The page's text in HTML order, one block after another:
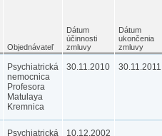
Objednávateľ
Dátum
účinnosti
zmluvy
Dátum
ukončenia
zmluvy
Psychiatrická
nemocnica
Profesora
Matulaya
Kremnica
30.11.2010 30.11.2011
Psychiatrická
10.12.2002